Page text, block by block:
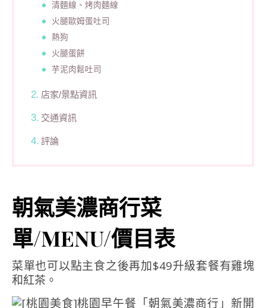
清麵線、烤肉麵線
火腿歐姆蛋吐司
熱狗
火腿蛋餅
芋泥肉鬆吐司
店家/景點資訊
交通資訊
評論
朝氣美濃商行菜
單/MENU/價目表
菜單也可以點主食之後再加$49升級套餐有雞塊
和紅茶。